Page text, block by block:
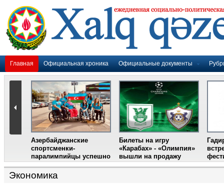
Главная Официальная хроника Официальные документы
Азербайджанские
спортсменки-
паралимпийцы успешно
выступили на III
Международном
фестивале парашютного
Билеты на игру
«Карабах» - «Олимпия»
вышли на продажу
Экономика